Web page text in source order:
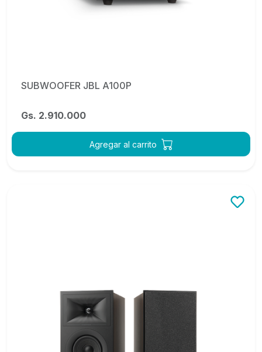
SUBWOOFER JBL A100P
Gs. 2.910.000
Agregar al carrito